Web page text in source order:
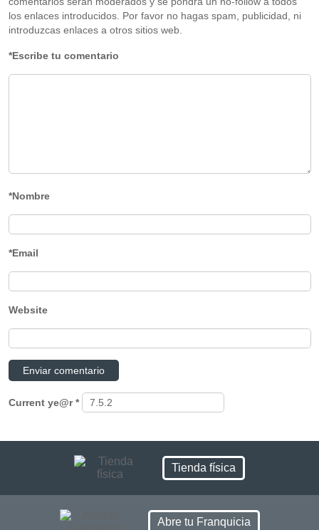
los enlaces introducidos. Por favor no hagas spam, publicidad, ni
introduzcas enlaces a otros sitios web.
*Escribe tu comentario
*Nombre
*Email
Website
Current ye@r*
Tienda física
Abre tu Franquicia